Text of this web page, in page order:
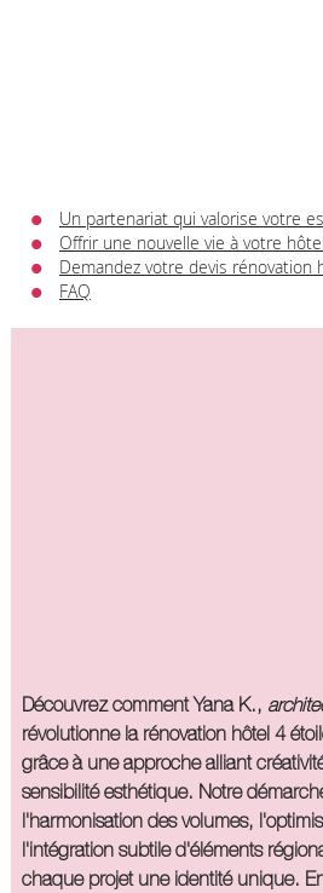
Un partenariat qui valorise votre
Offrir une nouvelle vie à votre
Demandez votre devis rénovation
FAQ
Découvrez comment Yana K.,
révolutionne la rénovation hôtel 4
grâce à une approche alliant
sensibilité esthétique. Notre
l'harmonisation des volumes,
l'intégration subtile d'éléments
chaque projet une identité unique.